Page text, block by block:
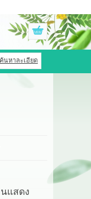
ค้นหาละเอียด
แสดง